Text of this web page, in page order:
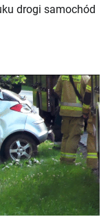
drogi samochód